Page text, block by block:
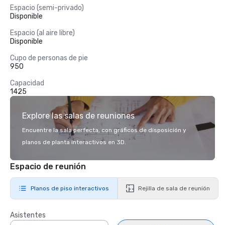
Espacio (semi-privado)
Disponible
Espacio (al aire libre)
Disponible
Cupo de personas de pie
950
Capacidad
1425
Explore las salas de reuniones
Encuentre la sala perfecta, con gráficos de disposición y
planos de planta interactivos en 3D.
Espacio de reunión
Planos de piso interactivos Rejilla de sala de reunión
Asistentes